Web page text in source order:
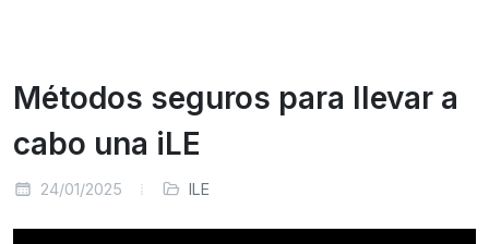
Métodos seguros para llevar a
cabo una iLE
24/01/2025 ILE